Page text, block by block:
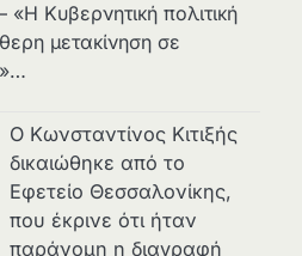
«Η Κυβερνητική πολιτική
μετακίνηση σε
Ο Κωνσταντίνος Κιτιξής
δικαιώθηκε από το
Εφετείο Θεσσαλονίκης,
που έκρινε ότι ήταν
παράνομη η διαγραφή